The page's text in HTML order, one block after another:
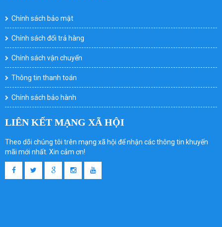
Chính sách bảo mật
Chính sách đổi trả hàng
Chính sách vận chuyển
Thông tin thanh toán
Chính sách bảo hành
LIÊN KẾT MẠNG XÃ HỘI
Theo dõi chúng tôi trên mạng xã hội để nhận các thông tin khuyến
mãi mới nhất. Xin cảm ơn!